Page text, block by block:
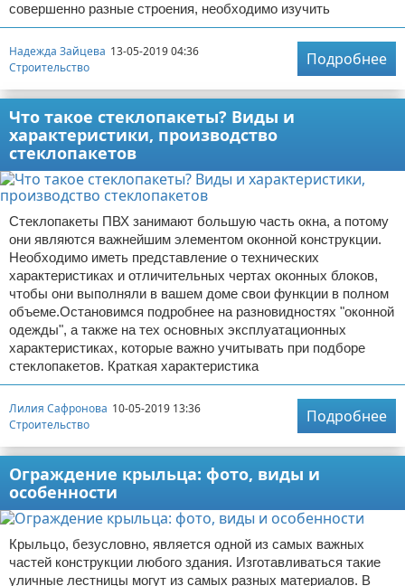
совершенно разные строения, необходимо изучить
Надежда Зайцева 13-05-2019 04:36
Строительство
Подробнее
Что такое стеклопакеты? Виды и
характеристики, производство
стеклопакетов
Стеклопакеты ПВХ занимают большую часть окна, а потому
они являются важнейшим элементом оконной конструкции.
Необходимо иметь представление о технических
характеристиках и отличительных чертах оконных блоков,
чтобы они выполняли в вашем доме свои функции в полном
объеме.Остановимся подробнее на разновидностях "оконной
одежды", а также на тех основных эксплуатационных
характеристиках, которые важно учитывать при подборе
стеклопакетов. Краткая характеристика
Лилия Сафронова 10-05-2019 13:36
Строительство
Подробнее
Ограждение крыльца: фото, виды и
особенности
Крыльцо, безусловно, является одной из самых важных
частей конструкции любого здания. Изготавливаться такие
уличные лестницы могут из самых разных материалов. В